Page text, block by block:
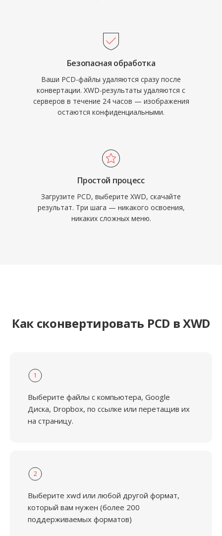
Безопасная обработка
Ваши PCD-файлы удаляются сразу после
конвертации. XWD-результаты удаляются с
серверов в течение 24 часов — изображения
остаются конфиденциальными.
Простой процесс
Загрузите PCD, выберите XWD, скачайте
результат. Три шага — никакого освоения,
никаких сложных меню.
Как сконвертировать PCD в XWD
1
Выберите файлы с компьютера, Google
Диска, Dropbox, по ссылке или перетащив их
на страницу.
2
Выберите xwd или любой другой формат,
который вам нужен (более 200
поддерживаемых форматов)